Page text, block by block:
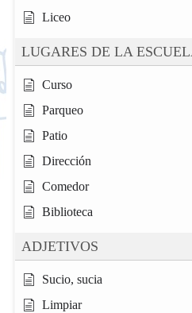
Liceo
LUGARES DE LA
Curso
Parqueo
Patio
Dirección
Comedor
Biblioteca
ADJETIVOS
Sucio, sucia
Limpiar